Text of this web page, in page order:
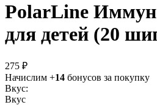
PolarLine
для детей (20
275 ₽
Начислим +14 бонусов за покупку
Вкус:
Вкус